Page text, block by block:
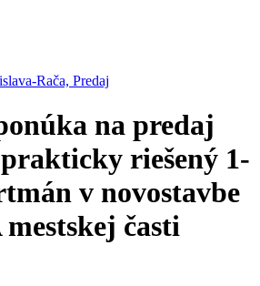
Rača, Predaj
na predaj
riešený 1-
v novostavbe
časti